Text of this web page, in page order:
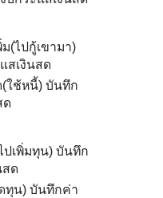
(ไปกู้เขามา)
สเงินสด
ใช้หนี้) บันทึก
ด
ปเพิ่มทุน) บันทึก
สด
ทุน) บันทึกค่า